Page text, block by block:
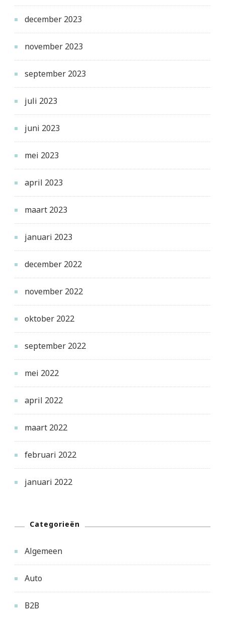
december 2023
november 2023
september 2023
juli 2023
juni 2023
mei 2023
april 2023
maart 2023
januari 2023
december 2022
november 2022
oktober 2022
september 2022
mei 2022
april 2022
maart 2022
februari 2022
januari 2022
Categorieën
Algemeen
Auto
B2B